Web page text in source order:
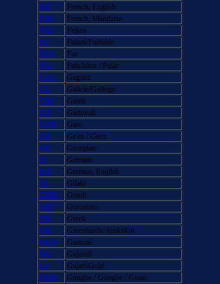
F,E
French, English
F,M
French, Mandarin
FUJ
Fujian
FU
Fulani/Fulfulde
FUR
Fur
FUJ
FutaJalon / Pular
GAG
Gagauz
GL
Galicic/Gallego
GM
Gamit
GA
Garhwali
GAR
Garo
GZ
Ge'ez / Geez
GE
Georgian
D
German
D,E
German, English
GI
Gilaki
GON
Gondi
GO
Gorontalo
GR
Greek
GD
Greenlandic Inuktikut
GUA
Guaraní
GU
Gujarati
GJ
Gujari/Gojri
GUN
Gungbe / Gongbe / Goun